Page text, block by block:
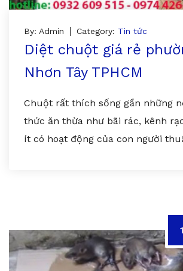
By: Admin Category: Tin tức
Diệt chuột giá rẻ
Nhơn Tây TPHCM
Chuột rất thích sống gần những
thức ăn thừa như bãi rác, kênh
ít có hoạt động của con người